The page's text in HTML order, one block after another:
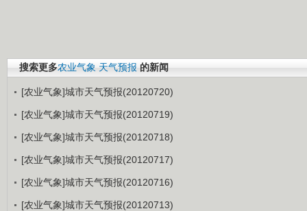
搜索更多农业气象 天气预报 的新闻
[农业气象]城市天气预报(20120720)
[农业气象]城市天气预报(20120719)
[农业气象]城市天气预报(20120718)
[农业气象]城市天气预报(20120717)
[农业气象]城市天气预报(20120716)
[农业气象]城市天气预报(20120713)